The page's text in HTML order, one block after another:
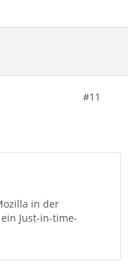
#11
in der
Just-in-time-